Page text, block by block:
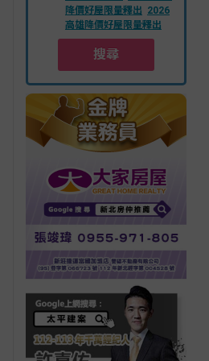
降價好屋限量釋出 2026
高雄降價好屋限量釋出
搜尋